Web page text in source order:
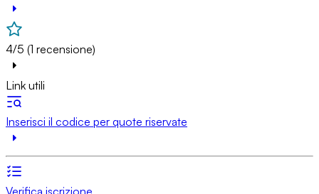
4/5 (1 recensione)
Link utili
Inserisci il codice per quote riservate
Verifica iscrizione